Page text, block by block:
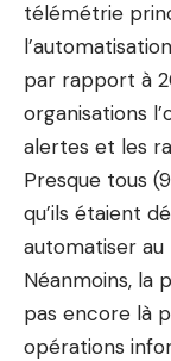
télémétrie
par rapport à
organisations
alertes et les
Presque tous
qu’ils étaient
automatiser
Néanmoins, la
pas encore là
opérations